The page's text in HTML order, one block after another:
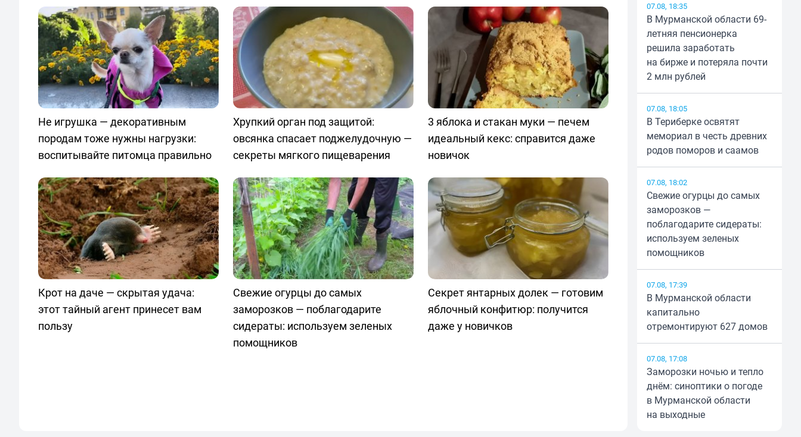
Не игрушка — декоративным
породам тоже нужны нагрузки:
воспитывайте питомца правильно
Хрупкий орган под защитой:
овсянка спасает поджелудочную —
секреты мягкого пищеварения
3 яблока и стакан муки — печем
идеальный кекс: справится даже
новичок
Крот на даче — скрытая удача:
этот тайный агент принесет вам
пользу
Свежие огурцы до самых
заморозков — поблагодарите
сидераты: используем зеленых
помощников
Секрет янтарных долек — готовим
яблочный конфитюр: получится
даже у новичков
07.08, 18:35
В Мурманской области 69-
летняя пенсионерка
решила заработать
на бирже и потеряла почти
2 млн рублей
07.08, 18:05
В Териберке освятят
мемориал в честь древних
родов поморов и саамов
07.08, 18:02
Свежие огурцы до самых
заморозков —
поблагодарите сидераты:
используем зеленых
помощников
07.08, 17:39
В Мурманской области
капитально
отремонтируют 627 домов
07.08, 17:08
Заморозки ночью и тепло
днём: синоптики о погоде
в Мурманской области
на выходные